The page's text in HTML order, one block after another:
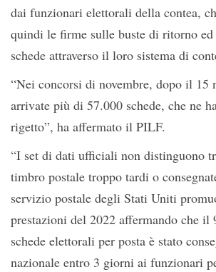
dai funzionari elettorali della contea,
quindi le firme sulle buste di ritorno ed
schede attraverso il loro sistema di
“Nei concorsi di novembre, dopo il 15
arrivate più di 57.000 schede, che ne
rigetto”, ha affermato il PILF.
“I set di dati ufficiali non distinguono
timbro postale troppo tardi o
servizio postale degli Stati Uniti
prestazioni del 2022 affermando che il
schede elettorali per posta è stato
nazionale entro 3 giorni ai funzionari